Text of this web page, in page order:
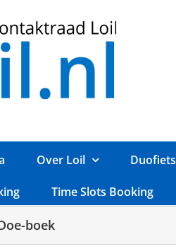
Over Loil Duofiets
Time Slots Booking
boek